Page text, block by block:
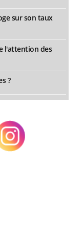
sur son taux
l'attention des
?